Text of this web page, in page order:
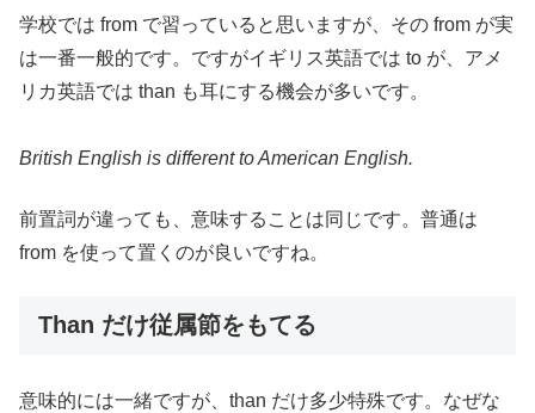
学校では from で習っていると思いますが、その from が実
は一番一般的です。ですがイギリス英語では to が、アメ
リカ英語では than も耳にする機会が多いです。
British English is different to American English.
前置詞が違っても、意味することは同じです。普通は
from を使って置くのが良いですね。
Than だけ従属節をもてる
意味的には一緒ですが、than だけ多少特殊です。なぜな